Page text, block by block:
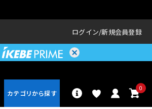
ログイン 新規会員登録
0